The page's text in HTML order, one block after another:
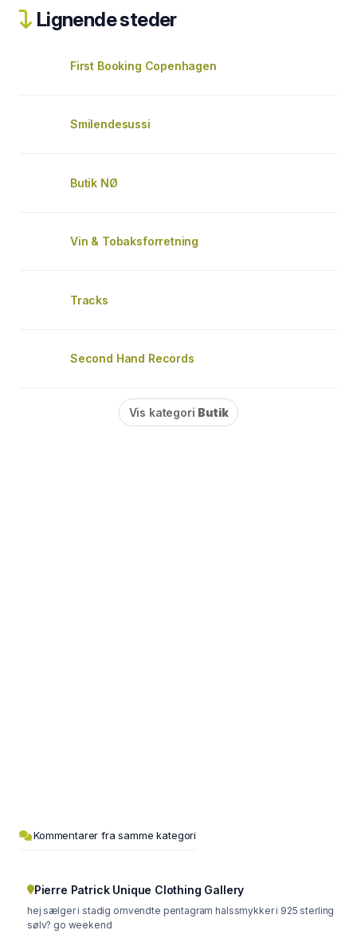
Lignende steder
First Booking Copenhagen
Smilendesussi
Butik NØ
Vin & Tobaksforretning
Tracks
Second Hand Records
Vis kategori Butik
Kommentarer fra samme kategori
Pierre Patrick Unique Clothing Gallery
hej sælger i stadig omvendte pentagram halssmykker i 925 sterling
sølv? go weekend